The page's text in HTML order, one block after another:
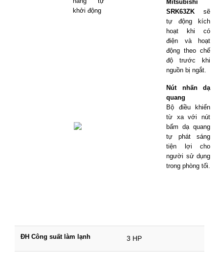
Mitsubishi
SRK63ZK sẽ
tự động kích
hoạt khi có
điện và hoạt
động theo chế
độ trước khi
nguồn bị ngắt.
Nút nhấn dạ
quang
Bộ điều khiển
từ xa với nút
bấm dạ quang
tự phát sáng
tiện lợi cho
người sử dụng
trong phòng tối.
ĐH Công suất làm lạnh 3 HP